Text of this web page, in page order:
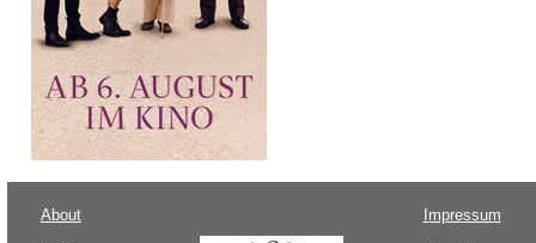
About Impressum